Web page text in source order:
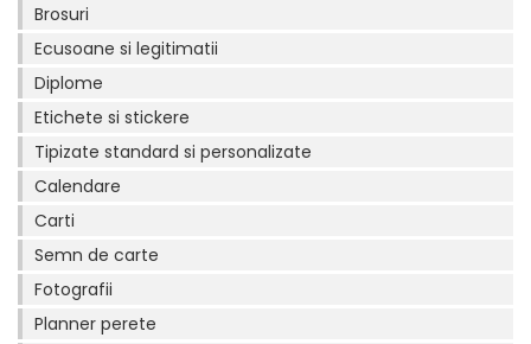
Brosuri
Ecusoane si legitimatii
Diplome
Etichete si stickere
Tipizate standard si personalizate
Calendare
Carti
Semn de carte
Fotografii
Planner perete